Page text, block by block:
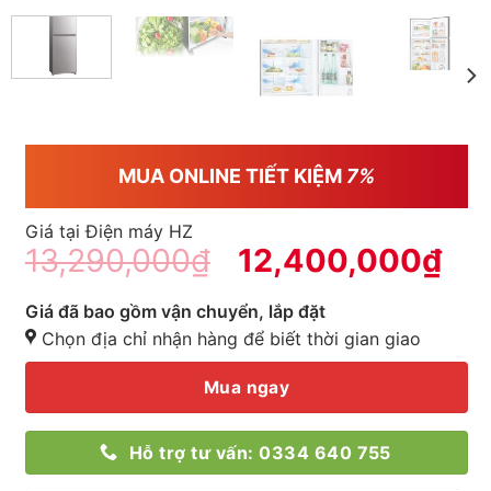
MUA ONLINE TIẾT KIỆM 7%
Giá tại Điện máy HZ
13,290,000₫ 12,400,000₫
Giá đã bao gồm vận chuyển, lắp đặt
Chọn địa chỉ nhận hàng để biết thời gian giao
Mua ngay
Hỗ trợ tư vấn: 0334 640 755